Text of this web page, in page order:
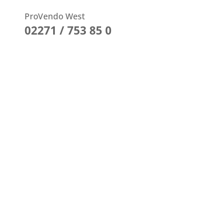
ProVendo West
02271 / 753 85 0